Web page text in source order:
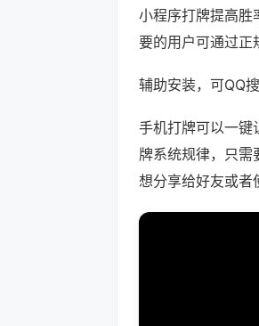
小程序打牌提高胜
要的用户可通过正
辅助安装，可QQ
手机打牌可以一键
牌系统规律，只需
想分享给好友或者